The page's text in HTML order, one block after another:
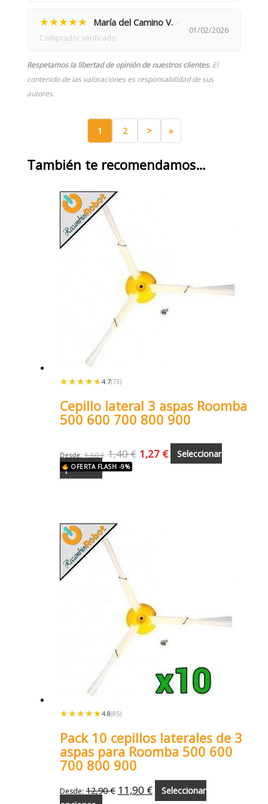
★★★★★ María del Camino V. -
Comprador verificado
01/02/2026
Respetamos la libertad de opinión de nuestros clientes. El
contenido de las valoraciones es responsabilidad de sus
autores.
1 2 > »
También te recomendamos…
★★★★★
★★★★★ 4.7(73)
Cepillo lateral 3 aspas Roomba
500 600 700 800 900
Desde: 1,50€ 1,40€ 1,27 €
OFERTA FLASH -9%
Seleccionar
opciones
★★★★★
★★★★★ 4.8(85)
Pack 10 cepillos laterales de 3
aspas para Roomba 500 600
700 800 900
Desde: 12,90€ 11,90 €
Seleccionar